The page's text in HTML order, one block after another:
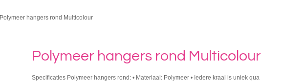
Polymeer hangers rond Multicolour
Polymeer hangers rond Multicolour
Specificaties Polymeer hangers rond: • Materiaal: Polymeer • Iedere kraal is uniek qua